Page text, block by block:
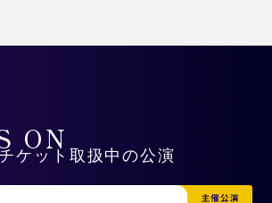
ON
ケット取扱中の公演